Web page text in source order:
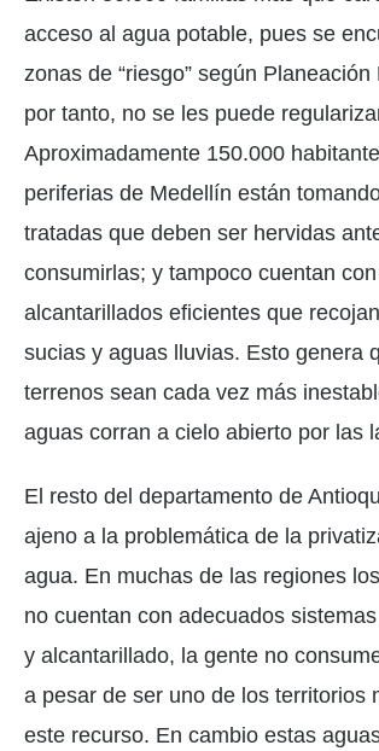
acceso al agua potable, pues se
zonas de “riesgo” según Planeación
por tanto, no se les puede
Aproximadamente 150.000
periferias de Medellín están
tratadas que deben ser hervidas
consumirlas; y tampoco cuentan
alcantarillados eficientes que
sucias y aguas lluvias. Esto genera
terrenos sean cada vez más
aguas corran a cielo abierto por las
El resto del departamento de
ajeno a la problemática de la
agua. En muchas de las regiones
no cuentan con adecuados
y alcantarillado, la gente no
a pesar de ser uno de los territorios
este recurso. En cambio estas